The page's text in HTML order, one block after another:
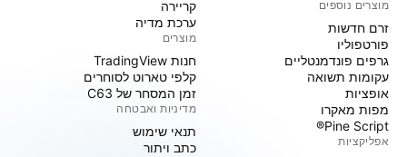
מוצרים נוספים
זרם חדשות
פורטפוליו
גרפים פונדמנטליים
עקומות תשואה
אופציות
מפות מאקרו
Pine Script®
אפליקציות
קריירה
ערכת מדיה
מוצרים
חנות TradingView
קלפי טארוט לסוחרים
זמן המסחר של C63
מדיניות ואבטחה
תנאי שימוש
כתב ויתור